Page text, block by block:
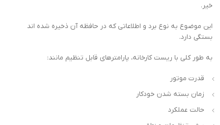
خیر.
این موضوع به نوع برد و اطلاعاتی که در حافظه آن ذخیره شده اند
بستگی دارد.
به طور کلی با ریست کارخانه، پارامترهای قابل تنظیم مانند:
قدرت موتور
زمان بسته شدن خودکار
حالت عملکرد